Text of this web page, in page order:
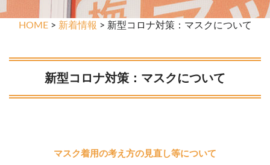
HOME> 新着情報 > 新型コロナ対策：マスクについて
新型コロナ対策：マスクについて
マスク着用の考え方の見直し等について